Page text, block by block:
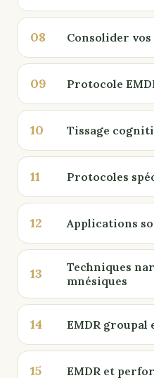
08 Consolider
09 Protocole
10 Tissage
11 Protocoles
12 Applications
13
Techniques
mnésiques
14 EMDR groupal
15 EMDR et